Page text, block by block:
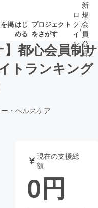
掲はじ
める
プロジェクト
をさがす
集終了が近いプ
書籍・雑誌
ロ
グ
イ
ン
/
新
規
会
員
登
録
】都心会員制サ
トランキング
・ヘルスケア
現在の支援総
額
0円